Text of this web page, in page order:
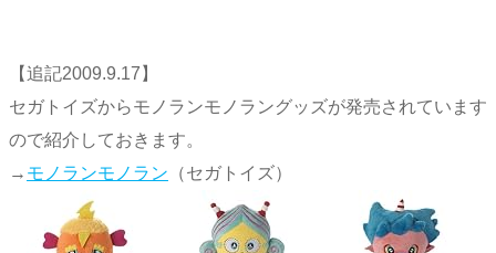
【追記2009.9.17】
セガトイズからモノランモノラングッズが発売されています
ので紹介しておきます。
→ モノランモノラン （セガトイズ）